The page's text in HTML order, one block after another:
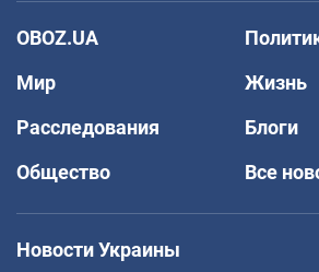
OBOZ.UA
Мир
Жизнь
Расследования
Блоги
Общество
Все
Новости Украины